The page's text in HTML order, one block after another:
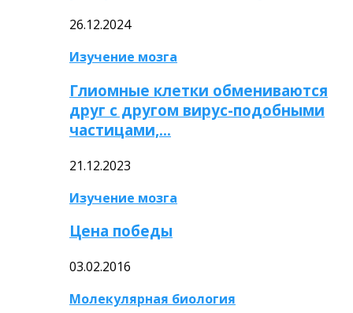
26.12.2024
Изучение мозга
Глиомные клетки обмениваются
друг с другом вирус-подобными
частицами,…
21.12.2023
Изучение мозга
Цена победы
03.02.2016
Молекулярная биология